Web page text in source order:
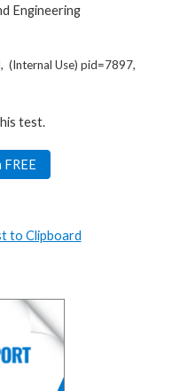
Engineering
(Internal Use) pid=7897,
test.
FREE
to Clipboard